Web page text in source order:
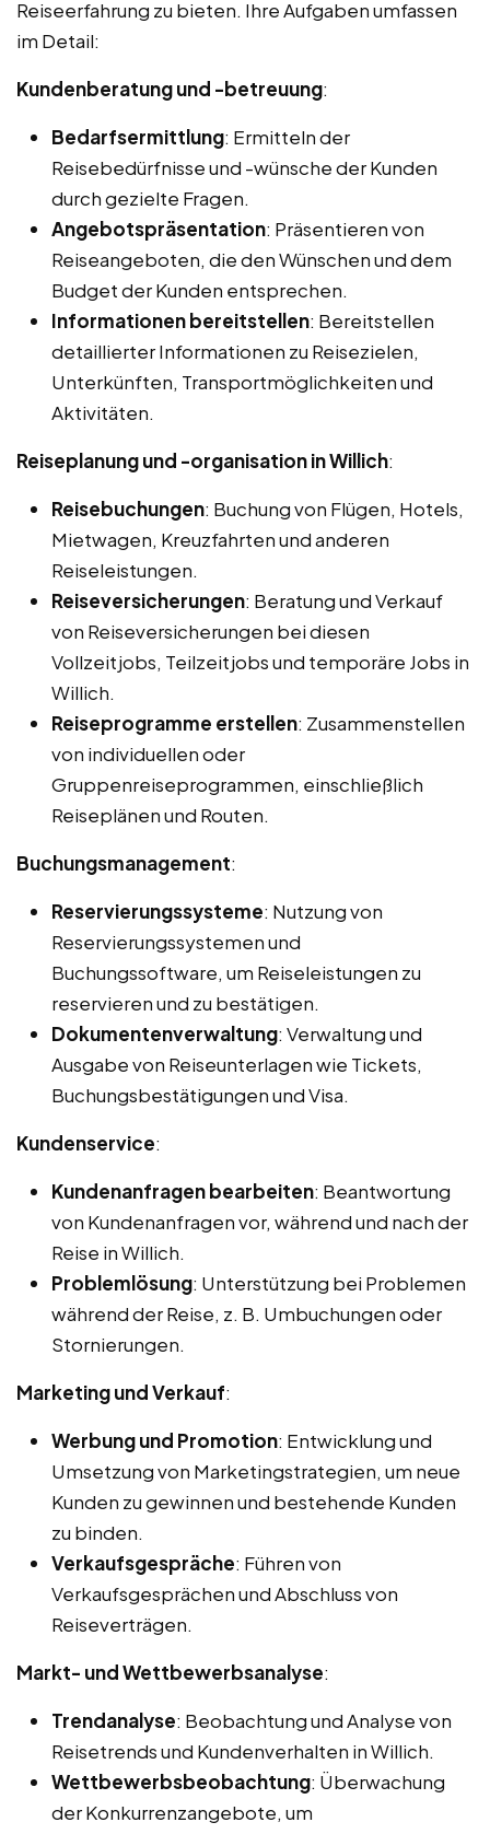
Reiseerfahrung zu bieten. Ihre Aufgaben umfassen
im Detail:
Kundenberatung und -betreuung:
Bedarfsermittlung: Ermitteln der
Reisebedürfnisse und -wünsche der Kunden
durch gezielte Fragen.
Angebotspräsentation: Präsentieren von
Reiseangeboten, die den Wünschen und dem
Budget der Kunden entsprechen.
Informationen bereitstellen: Bereitstellen
detaillierter Informationen zu Reisezielen,
Unterkünften, Transportmöglichkeiten und
Aktivitäten.
Reiseplanung und -organisation in Willich:
Reisebuchungen: Buchung von Flügen, Hotels,
Mietwagen, Kreuzfahrten und anderen
Reiseleistungen.
Reiseversicherungen: Beratung und Verkauf
von Reiseversicherungen bei diesen
Vollzeitjobs, Teilzeitjobs und temporäre Jobs in
Willich.
Reiseprogramme erstellen: Zusammenstellen
von individuellen oder
Gruppenreiseprogrammen, einschließlich
Reiseplänen und Routen.
Buchungsmanagement:
Reservierungssysteme: Nutzung von
Reservierungssystemen und
Buchungssoftware, um Reiseleistungen zu
reservieren und zu bestätigen.
Dokumentenverwaltung: Verwaltung und
Ausgabe von Reiseunterlagen wie Tickets,
Buchungsbestätigungen und Visa.
Kundenservice:
Kundenanfragen bearbeiten: Beantwortung
von Kundenanfragen vor, während und nach der
Reise in Willich.
Problemlösung: Unterstützung bei Problemen
während der Reise, z. B. Umbuchungen oder
Stornierungen.
Marketing und Verkauf:
Werbung und Promotion: Entwicklung und
Umsetzung von Marketingstrategien, um neue
Kunden zu gewinnen und bestehende Kunden
zu binden.
Verkaufsgespräche: Führen von
Verkaufsgesprächen und Abschluss von
Reiseverträgen.
Markt- und Wettbewerbsanalyse:
Trendanalyse: Beobachtung und Analyse von
Reisetrends und Kundenverhalten in Willich.
Wettbewerbsbeobachtung: Überwachung
der Konkurrenzangebote, um